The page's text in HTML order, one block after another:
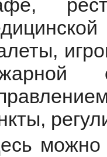
можно